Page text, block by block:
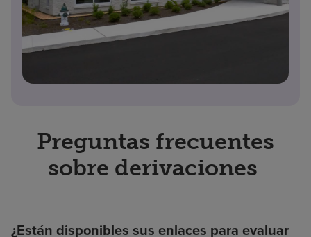
Preguntas frecuentes
sobre derivaciones
¿Están disponibles sus enlaces para evaluar